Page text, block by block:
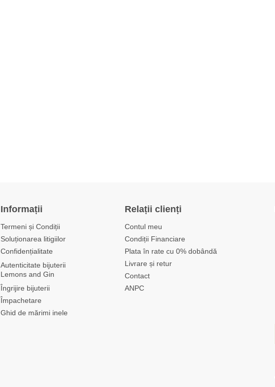
Informații
Termeni și Condiții
Soluționarea litigiilor
Confidențialitate
Autenticitate bijuterii
Lemons and Gin
Îngrijire bijuterii
Împachetare
Ghid de mărimi inele
Relații clienți
Contul meu
Condiții Financiare
Plata în rate cu 0% dobândă
Livrare și retur
Contact
ANPC